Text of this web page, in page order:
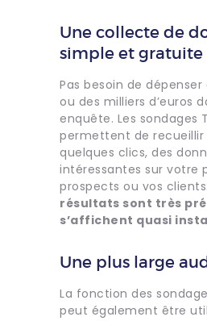
Une collecte de
simple et gratuite
Pas besoin de
ou des milliers d’euros
enquête. Les sondages
permettent de recueillir
quelques clics, des
intéressantes sur votre
prospects ou vos
résultats sont très
s’affichent quasi
Une plus large
La fonction des
peut également être